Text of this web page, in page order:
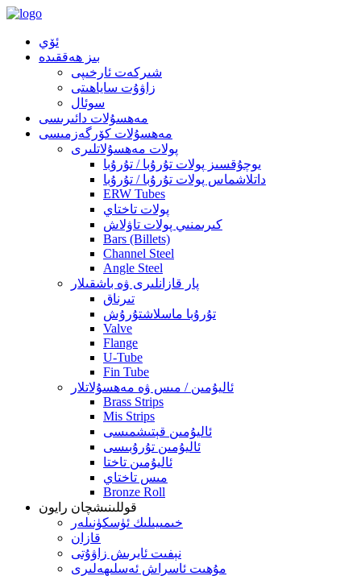
ئۆي
بىز ھەققىدە
شىركەت ئارخىپى
زاۋۇت ساياھىتى
سوئال
مەھسۇلات دائىرىسى
مەھسۇلات كۆرگەزمىسى
پولات مەھسۇلاتلىرى
يوچۇقسىز پولات تۇرۇبا / تۇرۇبا
داتلاشماس پولات تۇرۇبا / تۇرۇبا
ERW Tubes
پولات تاختاي
كىرىمنىي پولات تاۋلاش
Bars (Billets)
Channel Steel
Angle Steel
پار قازانلىرى ۋە باشقىلار
تىرناق
تۇرۇبا ماسلاشتۇرۇش
Valve
Flange
U-Tube
Fin Tube
ئاليۇمىن / مىس ۋە مەھسۇلاتلار
Brass Strips
Mis Strips
ئاليۇمىن قېتىشمىسى
ئاليۇمىن تۇرۇبىسى
ئاليۇمىن تاختا
مىس تاختاي
Bronze Roll
قوللىنىشچان رايون
خىمىيىلىك ئۈسكۈنىلەر
قازان
نېفىت ئايرىش زاۋۇتى
مۇھىت ئاسراش ئەسلىھەلىرى